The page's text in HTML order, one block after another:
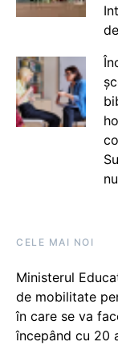
CELE MAI NOI
Ministerul
de mobilitate
în care se va
începând cu 20